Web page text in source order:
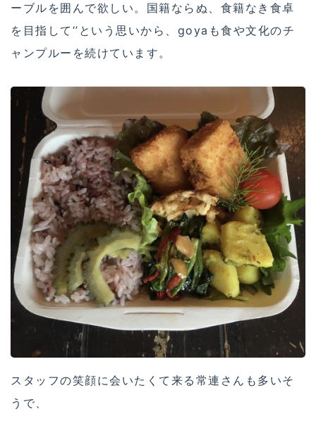
ーブルを囲んで欲しい。国籍ならぬ、食籍なき食卓
を目指して‘’という思いから、goyaも食や文化のチ
ャンプルーを続けています。
スタッフの笑顔に会いたくて来る常連さんも多いそ
うで、